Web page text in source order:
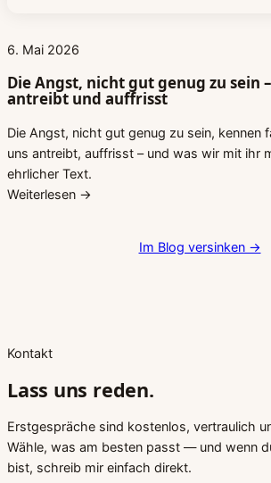
6. Mai 2026
Die Angst, nicht gut genug zu sein
antreibt und auffrisst
Die Angst, nicht gut genug zu sein, kennen
uns antreibt, auffrisst – und was wir mit ihr
ehrlicher Text.
Weiterlesen →
Im Blog versinken →
Kontakt
Lass uns reden.
Erstgespräche sind kostenlos, vertraulich
Wähle, was am besten passt — und wenn
bist, schreib mir einfach direkt.